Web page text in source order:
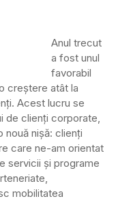
Anul trecut
a fost unul
favorabil
creştere atât la
Acest lucru se
de clienţi corporate,
nişă: clienţi
care ne-am orientat
servicii şi programe
mobilitatea